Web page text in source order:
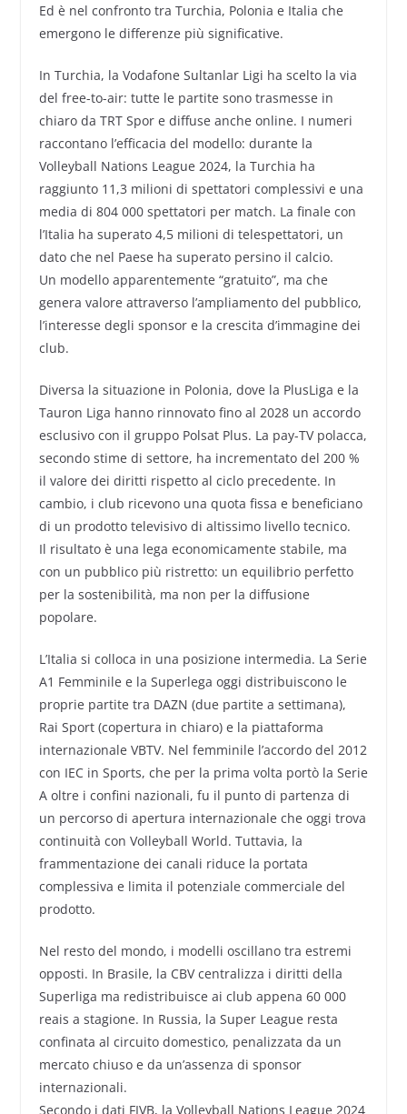
Ed è nel confronto tra Turchia, Polonia e Italia che
emergono le differenze più significative.
In Turchia, la Vodafone Sultanlar Ligi ha scelto la via
del free-to-air: tutte le partite sono trasmesse in
chiaro da TRT Spor e diffuse anche online. I numeri
raccontano l’efficacia del modello: durante la
Volleyball Nations League 2024, la Turchia ha
raggiunto 11,3 milioni di spettatori complessivi e una
media di 804 000 spettatori per match. La finale con
l’Italia ha superato 4,5 milioni di telespettatori, un
dato che nel Paese ha superato persino il calcio.
Un modello apparentemente “gratuito”, ma che
genera valore attraverso l’ampliamento del pubblico,
l’interesse degli sponsor e la crescita d’immagine dei
club.
Diversa la situazione in Polonia, dove la PlusLiga e la
Tauron Liga hanno rinnovato fino al 2028 un accordo
esclusivo con il gruppo Polsat Plus. La pay-TV polacca,
secondo stime di settore, ha incrementato del 200 %
il valore dei diritti rispetto al ciclo precedente. In
cambio, i club ricevono una quota fissa e beneficiano
di un prodotto televisivo di altissimo livello tecnico.
Il risultato è una lega economicamente stabile, ma
con un pubblico più ristretto: un equilibrio perfetto
per la sostenibilità, ma non per la diffusione
popolare.
L’Italia si colloca in una posizione intermedia. La Serie
A1 Femminile e la Superlega oggi distribuiscono le
proprie partite tra DAZN (due partite a settimana),
Rai Sport (copertura in chiaro) e la piattaforma
internazionale VBTV. Nel femminile l’accordo del 2012
con IEC in Sports, che per la prima volta portò la Serie
A oltre i confini nazionali, fu il punto di partenza di
un percorso di apertura internazionale che oggi trova
continuità con Volleyball World. Tuttavia, la
frammentazione dei canali riduce la portata
complessiva e limita il potenziale commerciale del
prodotto.
Nel resto del mondo, i modelli oscillano tra estremi
opposti. In Brasile, la CBV centralizza i diritti della
Superliga ma redistribuisce ai club appena 60 000
reais a stagione. In Russia, la Super League resta
confinata al circuito domestico, penalizzata da un
mercato chiuso e da un’assenza di sponsor
internazionali.
Secondo i dati FIVB, la Volleyball Nations League 2024